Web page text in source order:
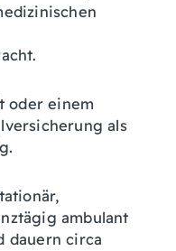
oder einem
als
ambulant
dauern circa